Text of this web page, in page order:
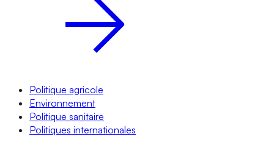
Politique agricole
Environnement
Politique sanitaire
Politiques internationales